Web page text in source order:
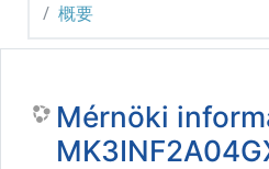
概要
Mérnöki